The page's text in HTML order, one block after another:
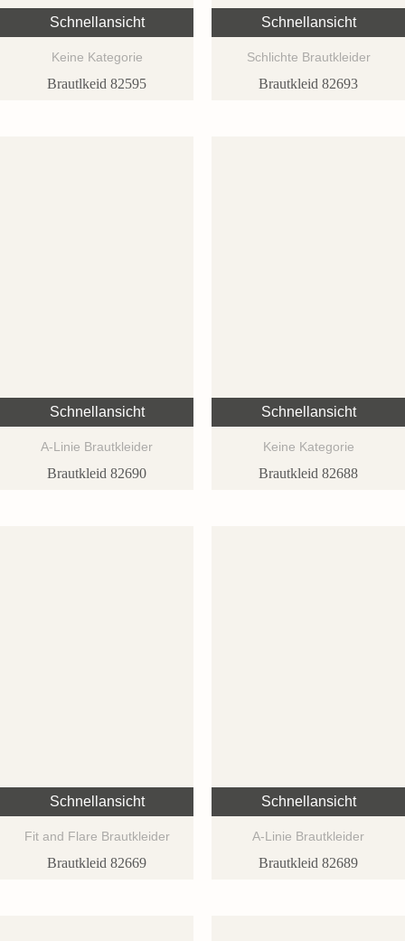
Schnellansicht
Keine Kategorie
Brautlkeid 82595
Schnellansicht
Schlichte Brautkleider
Brautkleid 82693
Schnellansicht
A-Linie Brautkleider
Brautkleid 82690
Schnellansicht
Keine Kategorie
Brautkleid 82688
Schnellansicht
Fit and Flare Brautkleider
Brautkleid 82669
Schnellansicht
A-Linie Brautkleider
Brautkleid 82689